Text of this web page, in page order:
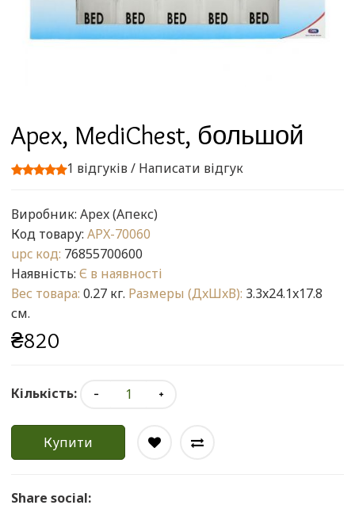
Apex, MediChest, большой
1 відгуків/ Написати відгук
Виробник: Apex (Апекс)
Код товару: APX-70060
upc код: 76855700600
Наявність: Є в наявності
Вес товара: 0.27 кг. Размеры (ДxШxВ): 3.3x24.1x17.8
см.
₴820
Кількість:
Купити
Share social: